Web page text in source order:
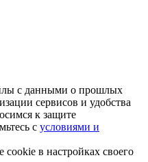
с данными о прошлых
сервисов и удобства
к защите
с условиями и
в настройках своего